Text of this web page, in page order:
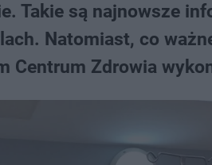
Takie są najnowsze
Natomiast, co
Centrum Zdrowia